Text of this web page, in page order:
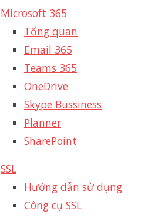
Microsoft 365
Tổng quan
Email 365
Teams 365
OneDrive
Skype Bussiness
Planner
SharePoint
SSL
Hướng dẫn sử dụng
Công cụ SSL